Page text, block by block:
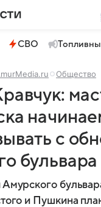
СВО
Общество
с
бульвара
и Пушкина